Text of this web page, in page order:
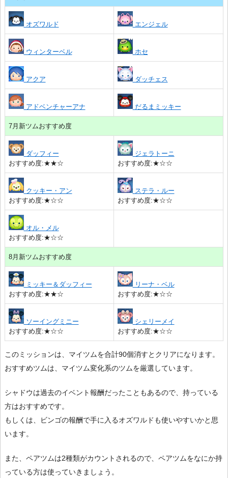
オズワルド エンジェル
ウィンターベル ホセ
アクア ダッチェス
アドベンチャーアナ だるまミッキー
7月新ツムおすすめ度
ダッフィー
おすすめ度:★★☆
ジェラトーニ
おすすめ度:★☆☆
クッキー・アン
おすすめ度:★☆☆
ステラ・ルー
おすすめ度:★☆☆
オル・メル
おすすめ度:★☆☆
8月新ツムおすすめ度
ミッキー＆ダッフィー
おすすめ度:★★☆
リーナ・ベル
おすすめ度:★☆☆
ソーイングミニー
おすすめ度:★☆☆
シェリーメイ
おすすめ度:★☆☆
このミッションは、マイツムを合計90個消すとクリアになります。
おすすめツムは、マイツム変化系のツムを厳選しています。
シャドウは過去のイベント報酬だったこともあるので、持っている
方はおすすめです。
もしくは、ビンゴの報酬で手に入るオズワルドも使いやすいかと思
います。
また、ペアツムは2種類がカウントされるので、ペアツムをなにか持
っている方は使っていきましょう。